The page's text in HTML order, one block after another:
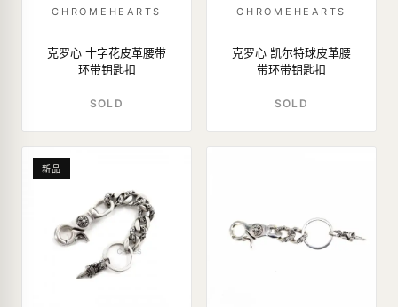
CHROMEHEARTS
克罗心 十字花皮革腰带
环带钥匙扣
SOLD
CHROMEHEARTS
克罗心 凯尔特球皮革腰
带环带钥匙扣
SOLD
新品